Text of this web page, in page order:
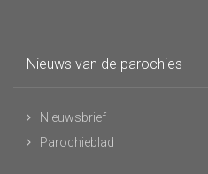
Nieuws van de parochies
Nieuwsbrief
Parochieblad